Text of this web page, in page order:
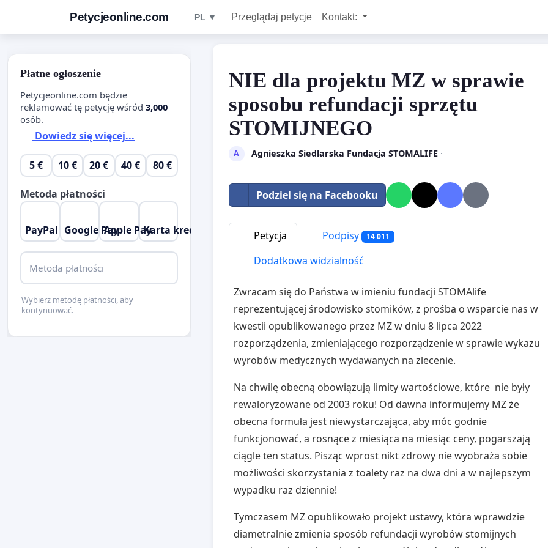
Petycjeonline.com PL ▼ Przeglądaj petycje Kontakt:
NIE dla projektu MZ w sprawie
sposobu refundacji sprzętu
STOMIJNEGO
A Agnieszka Siedlarska Fundacja STOMALIFE·
Podziel się na Facebooku
Petycja Podpisy 14 011
Dodatkowa widzialność
Zwracam się do Państwa w imieniu fundacji STOMAlife
reprezentującej środowisko stomików, z prośba o wsparcie nas w
kwestii opublikowanego przez MZ w dniu 8 lipca 2022
rozporządzenia, zmieniającego rozporządzenie w sprawie wykazu
wyrobów medycznych wydawanych na zlecenie.
Na chwilę obecną obowiązują limity wartościowe, które nie były
rewaloryzowane od 2003 roku! Od dawna informujemy MZ że
obecna formuła jest niewystarczająca, aby móc godnie
funkcjonować, a rosnące z miesiąca na miesiąc ceny, pogarszają
ciągle ten status. Pisząc wprost nikt zdrowy nie wyobraża sobie
możliwości skorzystania z toalety raz na dwa dni a w najlepszym
wypadku raz dziennie!
Tymczasem MZ opublikowało projekt ustawy, która wprawdzie
diametralnie zmienia sposób refundacji wyrobów stomijnych
Płatne ogłoszenie
Petycjeonline.com będzie
reklamować tę petycję wśród 3,000
osób.
Dowiedz się więcej...
5 € 10 € 20 € 40 € 80 €
Metoda płatności
PayPal Google PayApple PayKarta kredytowa
Metoda płatności
Wybierz metodę płatności, aby
kontynuować.